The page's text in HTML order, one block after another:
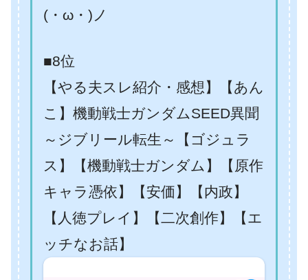
(・ω・)ノ
■8位
【やる夫スレ紹介・感想】【あん
こ】機動戦士ガンダムSEED異聞
～ジブリール転生～【ゴジュラ
ス】【機動戦士ガンダム】【原作
キャラ憑依】【安価】【内政】
【人徳プレイ】【二次創作】【エ
ッチなお話】